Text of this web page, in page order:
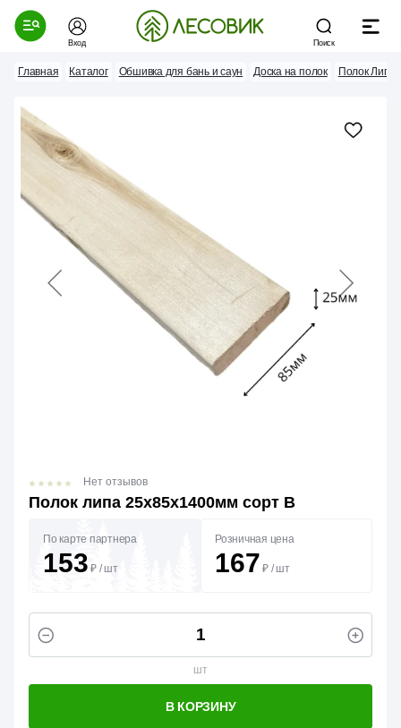
Вход Поиск
Главная Каталог Обшивка для бань и саун Доска на полок Полок Липа
Полок липа 25х85х1400мм сорт В
Нет отзывов
По карте партнера
153 ₽ / шт
Розничная цена
167 ₽ / шт
шт
В КОРЗИНУ